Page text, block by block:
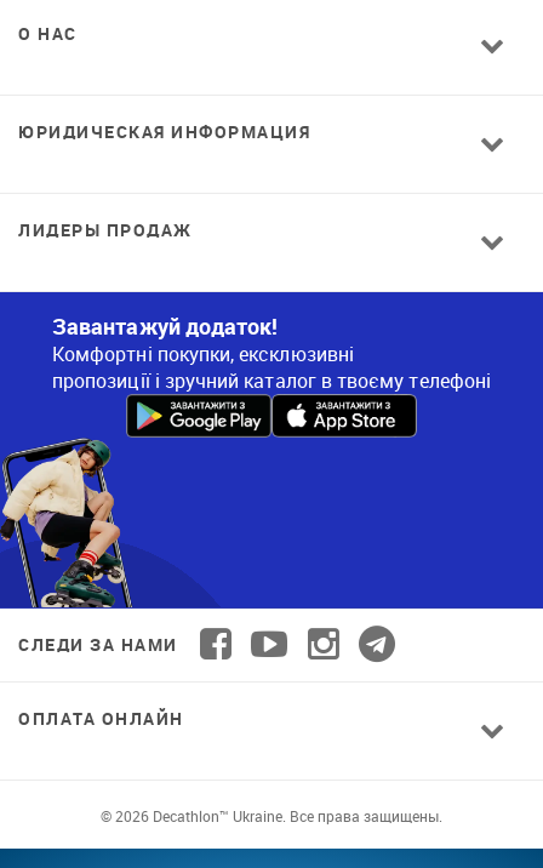
О НАС
ЮРИДИЧЕСКАЯ ИНФОРМАЦИЯ
ЛИДЕРЫ ПРОДАЖ
Завантажуй додаток!
Комфортні покупки, ексклюзивні
пропозиції і зручний каталог в твоєму телефоні
СЛЕДИ ЗА НАМИ
ОПЛАТА ОНЛАЙН
© 2026 Decathlon™ Ukraine. Все права защищены.